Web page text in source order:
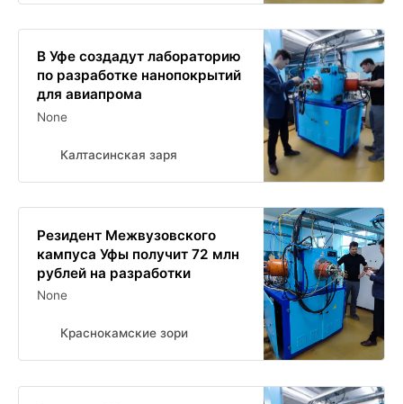
В Уфе создадут лабораторию
по разработке нанопокрытий
для авиапрома
None
Калтасинская заря
Резидент Межвузовского
кампуса Уфы получит 72 млн
рублей на разработки
None
Краснокамские зори